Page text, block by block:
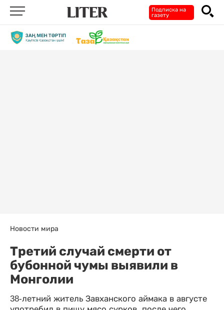
Подписка на
газету
Новости мира
Третий случай смерти от
бубонной чумы выявили в
Монголии
38-летний житель Завханского аймака в августе